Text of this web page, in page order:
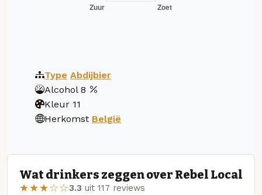
Type Abdijbier
Alcohol 8
Kleur 11
Herkomst België
Wat drinkers zeggen over Rebel Local
★★★☆☆3.3 uit 117 reviews